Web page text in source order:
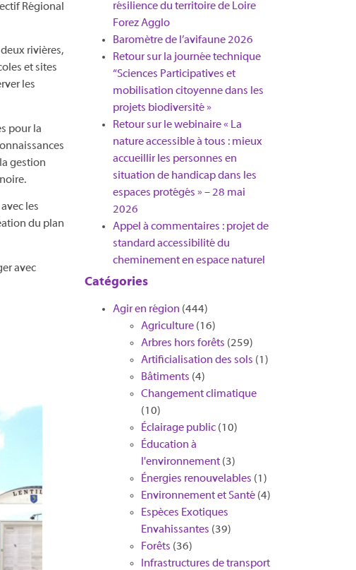
Régional
rivières,
et sites
les
pour la
gestion
les
du plan
avec
résilience du territoire de Loire
Forez Agglo​
Baromètre de l’avifaune 2026
Retour sur la journée technique
“Sciences Participatives et
mobilisation citoyenne dans les
projets biodiversité »
Retour sur le webinaire « La
nature accessible à tous : mieux
accueillir les personnes en
situation de handicap dans les
espaces protégés » – 28 mai
2026
Appel à commentaires : projet de
standard accessibilité du
cheminement en espace naturel
Catégories
Agir en région (444)
Agriculture(16)
Arbres hors forêts (259)
Artificialisation des sols (1)
Bâtiments (4)
Changement climatique
(10)
Éclairage public(10)
Éducation à
l'environnement(3)
Énergies renouvelables (1)
Environnement et Santé(4)
Espèces Exotiques
Envahissantes (39)
Forêts (36)
Infrastructures de transport